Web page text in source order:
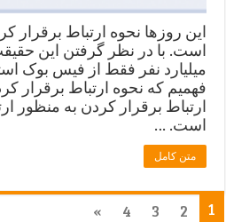
این روزها نحوه ارتباط برقرار
است. با در نظر گرفتن این
میلیارد نفر فقط از فیس بوک
فهمیم که نحوه ارتباط
ارتباط برقرار کردن به منظور
است. …
متن کامل
1
2
3
4
»